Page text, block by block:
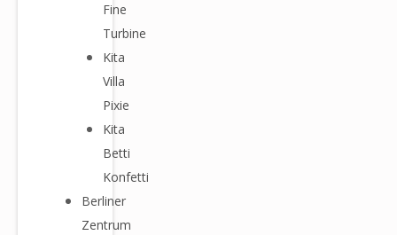
Fine
Turbine
Kita
Villa
Pixie
Kita
Betti
Konfetti
Berliner
Zentrum